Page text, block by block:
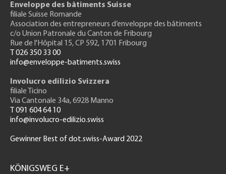
Enveloppe des bâtiments Suisse
filiale Suisse Romande
Association des entrepreneurs d’enveloppe des bâtiments
c/o Union Patronale du Canton de Fribourg
Rue de l'Hôpital 15, CP 592, 1701 Fribourg
T 026 350 33 00
info@enveloppe-batiments.swiss
Involucro edilizio Svizzera
filiale Ticino
Via Cantonale 34a, 6928 Manno
T 091 604 64 10
info@involucro-edilizio.swiss
Gewinner Best of dot.swiss-Award 2022
GH
KÖNIGSWEG E+